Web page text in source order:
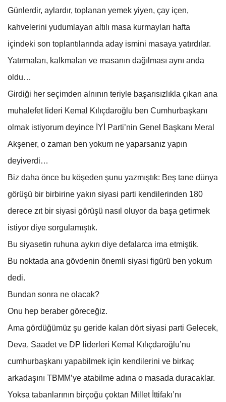
Günlerdir, aylardır, toplanan yemek yiyen, çay içen,
kahvelerini yudumlayan altılı masa kurmayları hafta
içindeki son toplantılarında aday ismini masaya yatırdılar.
Yatırmaları, kalkmaları ve masanın dağılması aynı anda
oldu…
Girdiği her seçimden alnının teriyle başarısızlıkla çıkan ana
muhalefet lideri Kemal Kılıçdaroğlu ben Cumhurbaşkanı
olmak istiyorum deyince İYİ Parti’nin Genel Başkanı Meral
Akşener, o zaman ben yokum ne yaparsanız yapın
deyiverdi…
Biz daha önce bu köşeden şunu yazmıştık: Beş tane dünya
görüşü bir birbirine yakın siyasi parti kendilerinden 180
derece zıt bir siyasi görüşü nasıl oluyor da başa getirmek
istiyor diye sorgulamıştık.
Bu siyasetin ruhuna aykırı diye defalarca ima etmiştik.
Bu noktada ana gövdenin önemli siyasi figürü ben yokum
dedi.
Bundan sonra ne olacak?
Onu hep beraber göreceğiz.
Ama gördüğümüz şu geride kalan dört siyasi parti Gelecek,
Deva, Saadet ve DP liderleri Kemal Kılıçdaroğlu’nu
cumhurbaşkanı yapabilmek için kendilerini ve birkaç
arkadaşını TBMM’ye atabilme adına o masada duracaklar.
Yoksa tabanlarının birçoğu çoktan Millet İttifakı’nı